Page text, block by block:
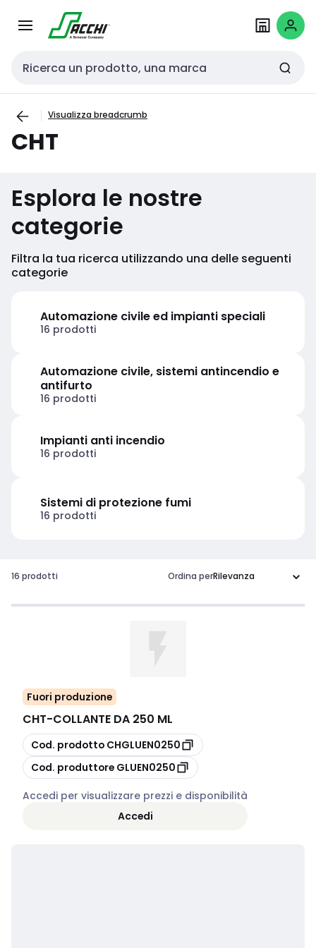
navigazionecontenuto
Cerca input
Visualizza breadcrumb
CHT
Esplora le nostre
categorie
Filtra la tua ricerca utilizzando una delle seguenti
categorie
Automazione civile ed impianti speciali
16 prodotti
Automazione civile, sistemi antincendio e
antifurto
16 prodotti
Impianti anti incendio
16 prodotti
Sistemi di protezione fumi
16 prodotti
16 prodotti Ordina per
Fuori produzione
CHT-COLLANTE DA 250 ML
copia
Cod. prodotto CHGLUEN0250
copia
Cod. produttore GLUEN0250
Accedi per visualizzare prezzi e disponibilità
Accedi